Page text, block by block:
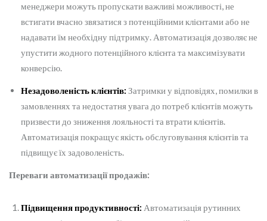
менеджери можуть пропускати важливі можливості, не
встигати вчасно звязатися з потенційними клієнтами або не
надавати їм необхідну підтримку. Автоматизація дозволяє не
упустити жодного потенційного клієнта та максимізувати
конверсію.
Незадоволеність клієнтів: Затримки у відповідях, помилки в
замовленнях та недостатня увага до потреб клієнтів можуть
призвести до зниження лояльності та втрати клієнтів.
Автоматизація покращує якість обслуговування клієнтів та
підвищує їх задоволеність.
Переваги автоматизації продажів:
Підвищення продуктивності: Автоматизація рутинних